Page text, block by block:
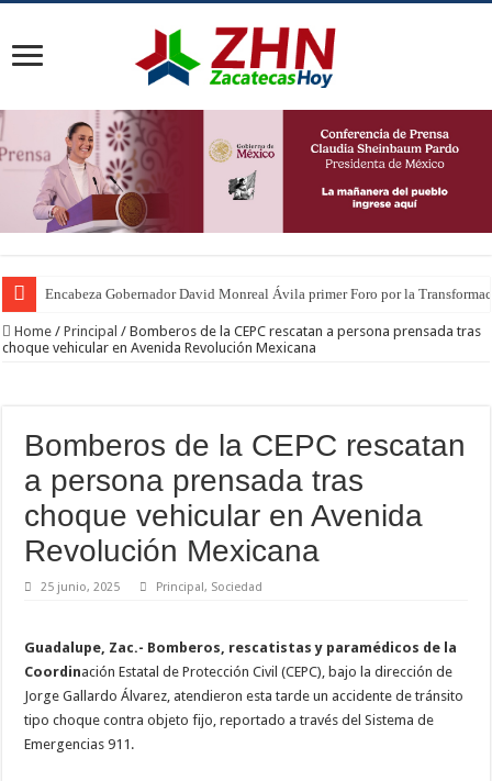
Encabeza Gobernador David Monreal Ávila primer Foro por la
Home / Principal / Bomberos de la CEPC rescatan a persona prensada tras
choque vehicular en Avenida Revolución Mexicana
Bomberos de la CEPC rescatan
a persona prensada tras
choque vehicular en Avenida
Revolución Mexicana
25 junio, 2025 Principal, Sociedad
Guadalupe, Zac.- Bomberos, rescatistas y paramédicos de la
Coordinación Estatal de Protección Civil (CEPC), bajo la dirección de
Jorge Gallardo Álvarez, atendieron esta tarde un accidente de tránsito
tipo choque contra objeto fijo, reportado a través del Sistema de
Emergencias 911.